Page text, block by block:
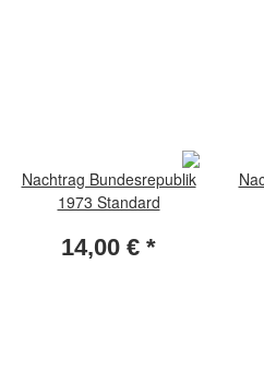
Nachtrag Bundesrepublik
1973 Standard
14,00 € *